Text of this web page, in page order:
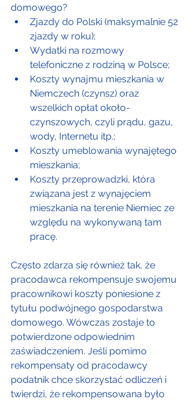
domowego?
Zjazdy do Polski (maksymalnie 52
zjazdy w roku);
Wydatki na rozmowy
telefoniczne z rodziną w Polsce;
Koszty wynajmu mieszkania w
Niemczech (czynsz) oraz
wszelkich opłat około-
czynszowych, czyli prądu, gazu,
wody, Internetu itp.;
Koszty umeblowania wynajętego
mieszkania;
Koszty przeprowadzki, która
związana jest z wynajęciem
mieszkania na terenie Niemiec ze
względu na wykonywaną tam
pracę.
Często zdarza się również tak, że
pracodawca rekompensuje swojemu
pracownikowi koszty poniesione z
tytułu podwójnego gospodarstwa
domowego. Wówczas zostaje to
potwierdzone odpowiednim
zaświadczeniem. Jeśli pomimo
rekompensaty od pracodawcy
podatnik chce skorzystać odliczeń i
twierdzi, że rekompensowana było